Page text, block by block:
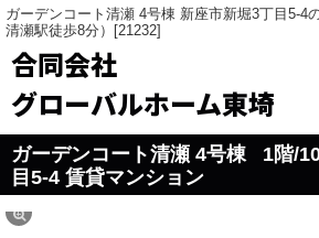
ガーデンコート清瀬 4号棟 新座市新堀3丁目5-4
清瀬駅徒歩8分）[21232]
合同会社
グローバルホーム東埼
ガーデンコート清瀬 4号棟 1階/
目5-4 賃貸マンション